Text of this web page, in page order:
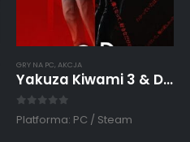
GRY NA PC, AKCJA
Yakuza Kiwami 3 & Dark Ties PC Konto Współdzielone Offline
Platforma: PC / Steam